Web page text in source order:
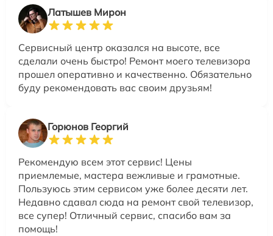
Латышев Мирон
Сервисный центр оказался на высоте, все
сделали очень быстро! Ремонт моего телевизора
прошел оперативно и качественно. Обязательно
буду рекомендовать вас своим друзьям!
Горюнов Георгий
Рекомендую всем этот сервис! Цены
приемлемые, мастера вежливые и грамотные.
Пользуюсь этим сервисом уже более десяти лет.
Недавно сдавал сюда на ремонт свой телевизор,
все супер! Отличный сервис, спасибо вам за
помощь!